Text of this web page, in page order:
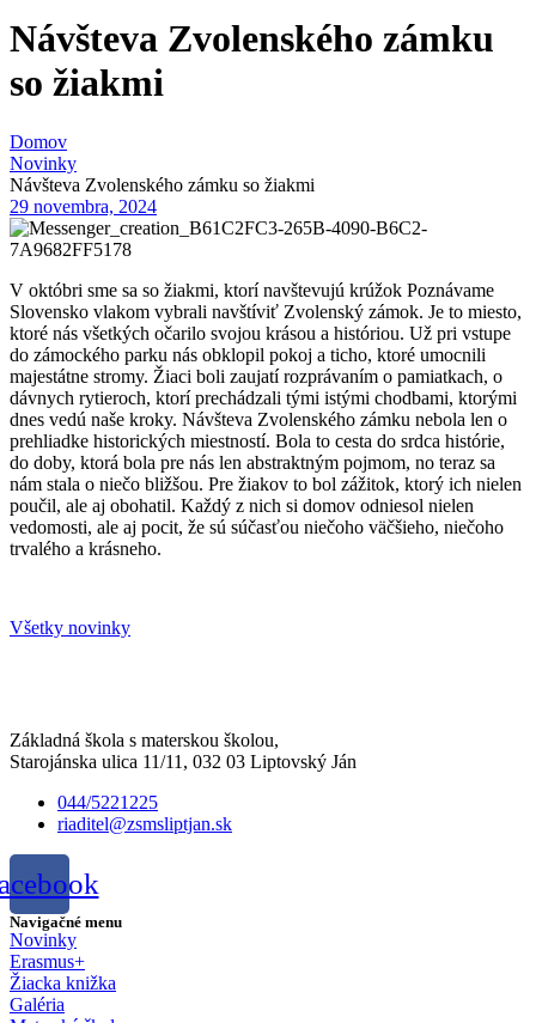
Návšteva Zvolenského zámku
so žiakmi
Domov
Novinky
Návšteva Zvolenského zámku so žiakmi
29 novembra, 2024
V októbri sme sa so žiakmi, ktorí navštevujú krúžok Poznávame
Slovensko vlakom vybrali navštíviť Zvolenský zámok. Je to miesto,
ktoré nás všetkých očarilo svojou krásou a históriou. Už pri vstupe
do zámockého parku nás obklopil pokoj a ticho, ktoré umocnili
majestátne stromy. Žiaci boli zaujatí rozprávaním o pamiatkach, o
dávnych rytieroch, ktorí prechádzali tými istými chodbami, ktorými
dnes vedú naše kroky. Návšteva Zvolenského zámku nebola len o
prehliadke historických miestností. Bola to cesta do srdca histórie,
do doby, ktorá bola pre nás len abstraktným pojmom, no teraz sa
nám stala o niečo bližšou. Pre žiakov to bol zážitok, ktorý ich nielen
poučil, ale aj obohatil. Každý z nich si domov odniesol nielen
vedomosti, ale aj pocit, že sú súčasťou niečoho väčšieho, niečoho
trvalého a krásneho.
Všetky novinky
Základná škola s materskou školou,
Starojánska ulica 11/11, 032 03 Liptovský Ján
044/5221225
riaditel@zsmsliptjan.sk
Navigačné menu
Novinky
Erasmus+
Žiacka knižka
Galéria